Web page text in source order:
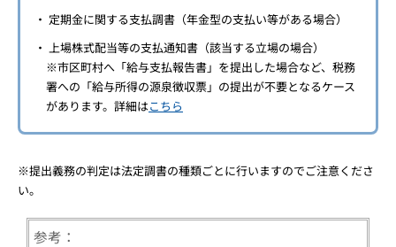
定期金に関する支払調書（年金型の支払い等がある場合）
上場株式配当等の支払通知書（該当する立場の場合）
※市区町村へ「給与支払報告書」を提出した場合など、税務
署への「給与所得の源泉徴収票」の提出が不要となるケース
があります。詳細はこちら
※提出義務の判定は法定調書の種類ごとに行いますのでご注意くださ
い。
参考：